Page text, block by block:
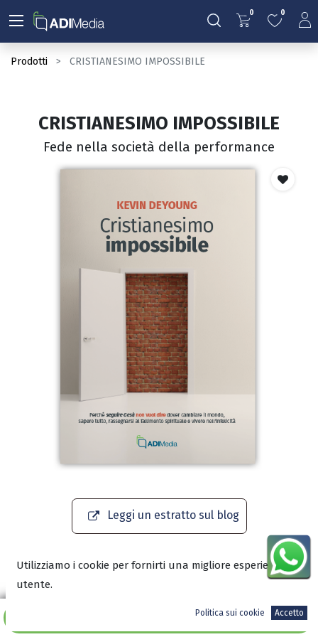
0 0
Prodotti CRISTIANESIMO IMPOSSIBILE
Aggiungi al carrello
CRISTIANESIMO IMPOSSIBILE
Fede nella società della performance
Leggi un estratto sul blog
Scarica l'anteprima in PDF
Utilizziamo i cookie per fornirti una migliore esperienza
utente.
Politica sui cookie Accetto